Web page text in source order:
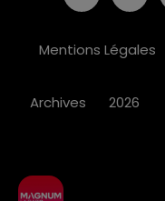
Mentions Légales
Archives 2026